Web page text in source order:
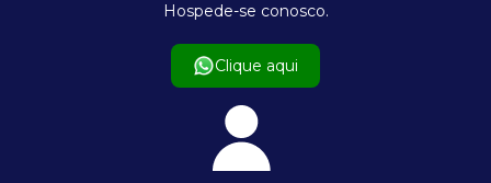
Hospede-se conosco.
Clique aqui